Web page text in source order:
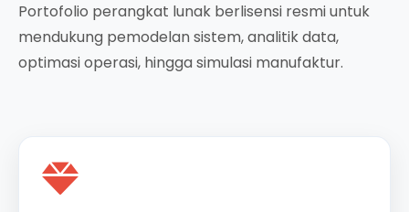
Portofolio perangkat lunak berlisensi resmi untuk
mendukung pemodelan sistem, analitik data,
optimasi operasi, hingga simulasi manufaktur.